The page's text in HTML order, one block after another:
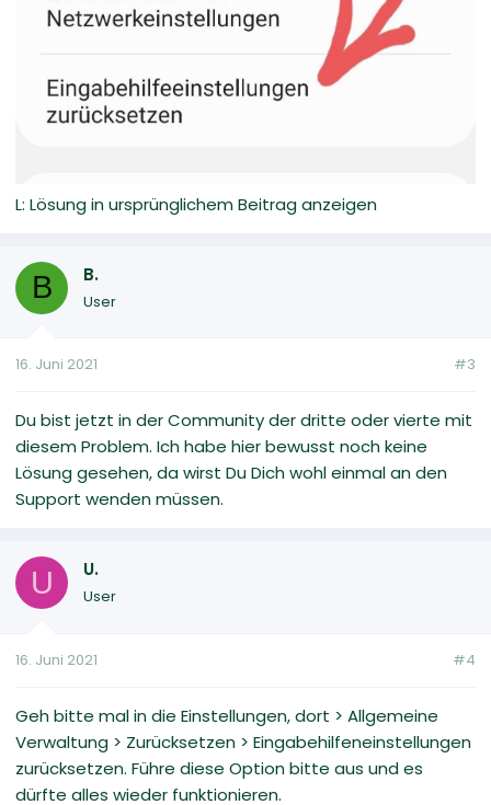
L: Lösung in ursprünglichem Beitrag anzeigen
B B.
User
16. Juni 2021 #3
Du bist jetzt in der Community der dritte oder vierte mit
diesem Problem. Ich habe hier bewusst noch keine
Lösung gesehen, da wirst Du Dich wohl einmal an den
Support wenden müssen.
U U.
User
16. Juni 2021 #4
Geh bitte mal in die Einstellungen, dort > Allgemeine
Verwaltung > Zurücksetzen > Eingabehilfeneinstellungen
zurücksetzen. Führe diese Option bitte aus und es
dürfte alles wieder funktionieren.